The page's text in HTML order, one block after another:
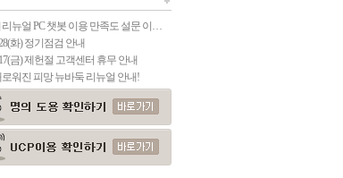
[이벤트] 리뉴얼 PC 챗봇 이용 만족도 설문 이벤트(종료)
화) 정기점검 안내
금) 제헌절 고객센터 휴무 안내
로워진 피망 뉴바둑 리뉴얼 안내!